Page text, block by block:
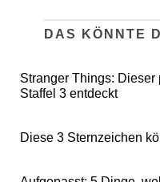
DAS KÖNNTE
Stranger Things:
Staffel 3 entdeckt
Diese 3 Sternzeichen